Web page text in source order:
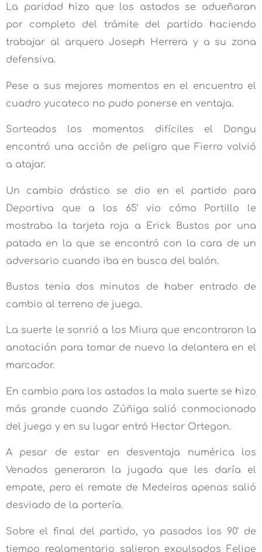
La paridad hizo que los astados se adueñaran
por completo del trámite del partido haciendo
trabajar al arquero Joseph Herrera y a su zona
defensiva.
Pese a sus mejores momentos en el encuentro el
cuadro yucateco no pudo ponerse en ventaja.
Sorteados los momentos difíciles el Dongu
encontró una acción de peligro que Fierro volvió
a atajar.
Un cambio drástico se dio en el partido para
Deportiva que a los 65’ vio cómo Portillo le
mostraba la tarjeta roja a Erick Bustos por una
patada en la que se encontró con la cara de un
adversario cuando iba en busca del balón.
Bustos tenia dos minutos de haber entrado de
cambio al terreno de juego.
La suerte le sonrió a los Miura que encontraron la
anotación para tomar de nuevo la delantera en el
marcador.
En cambio para los astados la mala suerte se hizo
más grande cuando Zúñiga salió conmocionado
del juego y en su lugar entró Hector Ortegon.
A pesar de estar en desventaja numérica los
Venados generaron la jugada que les daría el
empate, pero el remate de Medeiros apenas salió
desviado de la portería.
Sobre el final del partido, ya pasados los 90’ de
tiempo reglamentario salieron expulsados Felipe